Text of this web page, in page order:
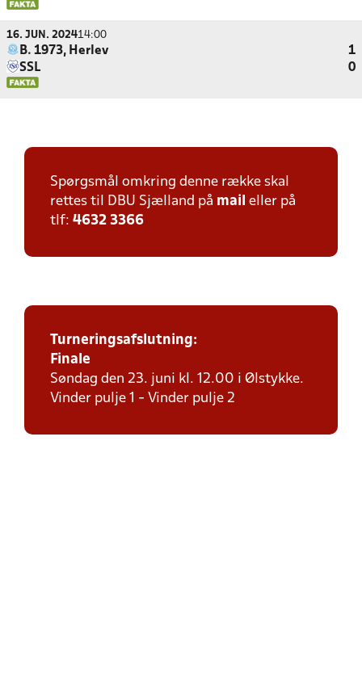
16. JUN. 202414:00
B. 1973, Herlev
1
SSL
0
Spørgsmål omkring denne række skal
rettes til DBU Sjælland på mail eller på
tlf: 4632 3366
Turneringsafslutning:
Finale
Søndag den 23. juni kl. 12.00 i Ølstykke.
Vinder pulje 1 - Vinder pulje 2